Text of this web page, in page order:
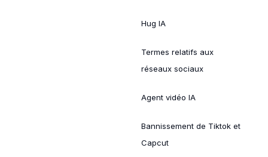
Hug IA
Termes relatifs aux
réseaux sociaux
Agent vidéo IA
Bannissement de Tiktok et
Capcut